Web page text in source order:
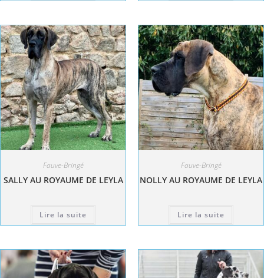
Fauve-Bringé
SALLY AU ROYAUME DE LEYLA
Lire la suite
Fauve-Bringé
NOLLY AU ROYAUME DE LEYLA
Lire la suite